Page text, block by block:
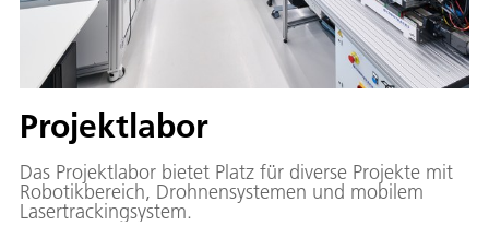
Projektlabor
Das Projektlabor bietet Platz für diverse Projekte mit
Robotikbereich, Drohnensystemen und mobilem
Lasertrackingsystem.